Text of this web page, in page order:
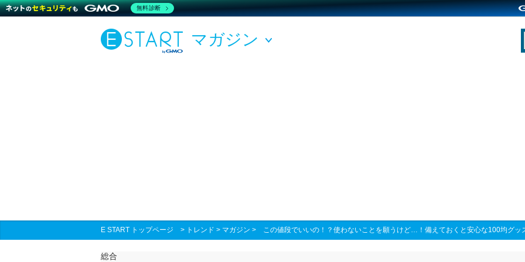
マガジン
E START トップページ > トレンド > マガジン > この値段でいいの！？使わないことを願うけど…！備えておくと安心な100均グッ
総合
無料診断